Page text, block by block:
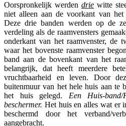
Oorspronkelijk werden drie witte
niet alleen aan de voorkant van het
Deze drie banden werden op de
verdeling als de raamvensters
onderkant van het raamvenster, de
waar het bovenste raamvenster
band aan de bovenkant van het
belangrijk, dat heeft meerdere
vruchtbaarheid en leven. Door
buitenmuur van het hele huis aan te
het huis gelegd. Een Huis-
beschermer. Het huis en alles wat er
beschermd door het verband/
aangebracht.